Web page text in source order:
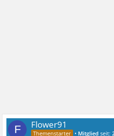
F Flower91
• Mitglied seit: